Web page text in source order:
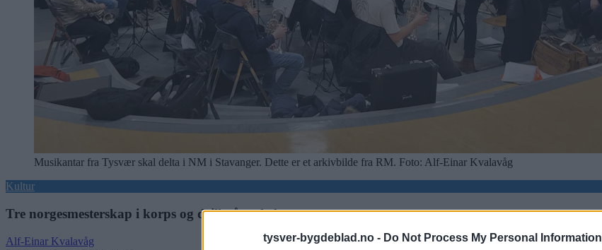
tysver-bygdeblad.no - Do Not Process My Personal Information
Musikantar fra Tysvær skal delta i NM i Stavanger. Dette er et arkivbilde fra RM. Foto: Alf-Einar Kvalavåg
Kultur
Tre norgesmesterskap i korps og drill på en helg
Alf-Einar Kvalavåg